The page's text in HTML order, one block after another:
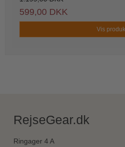
599,00 DKK
Vis
RejseGear.dk
Ringager 4 A